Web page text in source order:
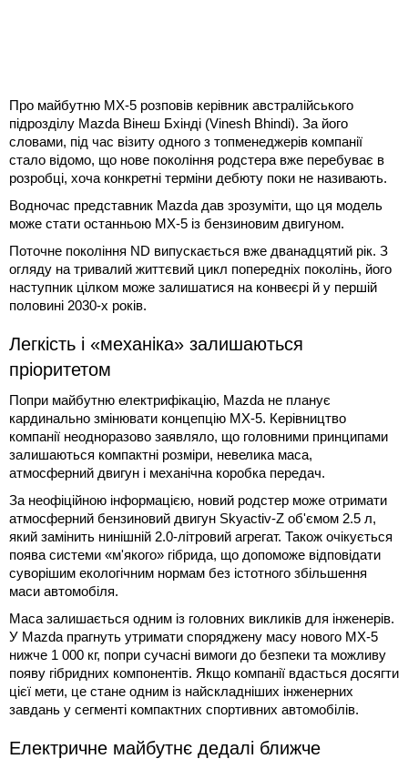
Про майбутню MX-5 розповів керівник австралійського
підрозділу Mazda Вінеш Бхінді (Vinesh Bhindi). За його
словами, під час візиту одного з топменеджерів компанії
стало відомо, що нове покоління родстера вже перебуває в
розробці, хоча конкретні терміни дебюту поки не називають.
Водночас представник Mazda дав зрозуміти, що ця модель
може стати останньою MX-5 із бензиновим двигуном.
Поточне покоління ND випускається вже дванадцятий рік. З
огляду на тривалий життєвий цикл попередніх поколінь, його
наступник цілком може залишатися на конвеєрі й у першій
половині 2030-х років.
Легкість і «механіка» залишаються
пріоритетом
Попри майбутню електрифікацію, Mazda не планує
кардинально змінювати концепцію MX-5. Керівництво
компанії неодноразово заявляло, що головними принципами
залишаються компактні розміри, невелика маса,
атмосферний двигун і механічна коробка передач.
За неофіційною інформацією, новий родстер може отримати
атмосферний бензиновий двигун Skyactiv-Z об'ємом 2.5 л,
який замінить нинішній 2.0-літровий агрегат. Також очікується
поява системи «м'якого» гібрида, що допоможе відповідати
суворішим екологічним нормам без істотного збільшення
маси автомобіля.
Маса залишається одним із головних викликів для інженерів.
У Mazda прагнуть утримати споряджену масу нового MX-5
нижче 1 000 кг, попри сучасні вимоги до безпеки та можливу
появу гібридних компонентів. Якщо компанії вдасться досягти
цієї мети, це стане одним із найскладніших інженерних
завдань у сегменті компактних спортивних автомобілів.
Електричне майбутнє дедалі ближче